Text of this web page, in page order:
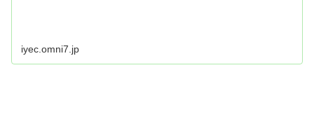
iyec.omni7.jp